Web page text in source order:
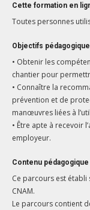
Cette formation en
Toutes personnes
Objectifs
• Obtenir ­­­les
chantier pour
• Connaître la
prévention et de
manœuvres liées à
• Être apte à recevoir
employeur.
Contenu pédagogique
Ce parcours est établi
CNAM.
Le parcours contient